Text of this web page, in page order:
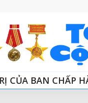
CỦA BAN CHẤP